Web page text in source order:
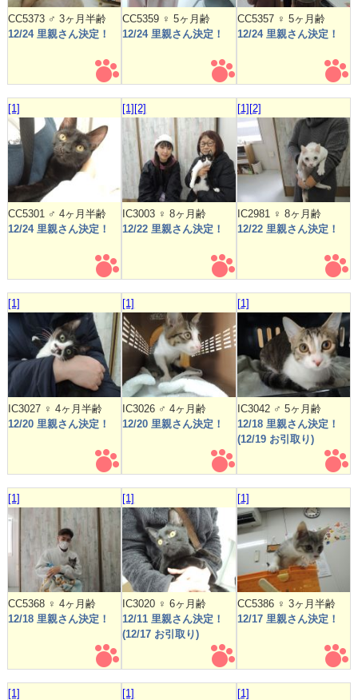
CC5373 ♂ 3ヶ月半齢
12/24 里親さん決定！
CC5359 ♀ 5ヶ月齢
12/24 里親さん決定！
CC5357 ♀ 5ヶ月齢
12/24 里親さん決定！
[1]
CC5301 ♂ 4ヶ月半齢
12/24 里親さん決定！
[1] [2]
IC3003 ♀ 8ヶ月齢
12/22 里親さん決定！
[1] [2]
IC2981 ♀ 8ヶ月齢
12/22 里親さん決定！
[1]
IC3027 ♀ 4ヶ月半齢
12/20 里親さん決定！
[1]
IC3026 ♂ 4ヶ月齢
12/20 里親さん決定！
[1]
IC3042 ♂ 5ヶ月齢
12/18 里親さん決定！
(12/19 お引取り)
[1]
CC5368 ♀ 4ヶ月齢
12/18 里親さん決定！
[1]
IC3020 ♀ 6ヶ月齢
12/11 里親さん決定！
(12/17 お引取り)
[1]
CC5386 ♀ 3ヶ月半齢
12/17 里親さん決定！
[1] [1] [1]